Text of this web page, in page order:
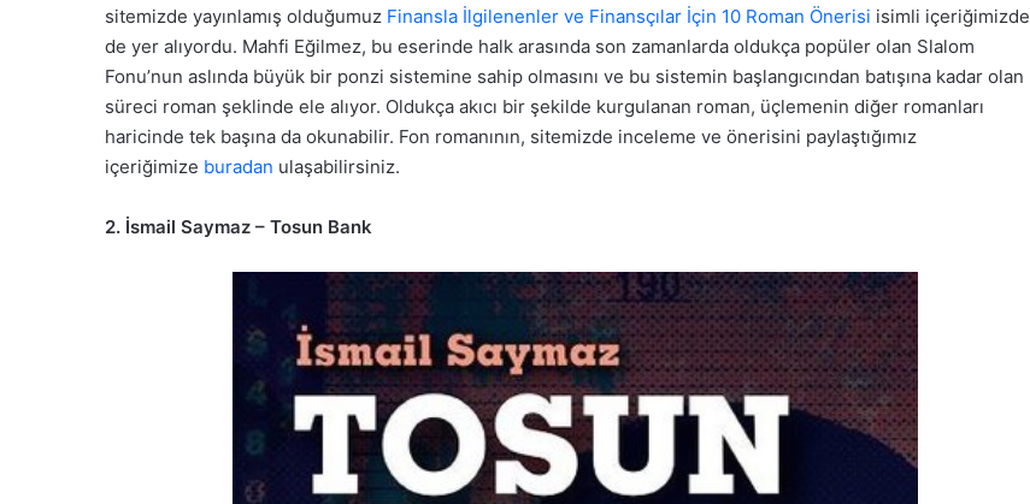
sitemizde yayınlamış olduğumuz Finansla İlgilenenler ve Finansçılar İçin 10 Roman Önerisi isimli içeriğimizde
de yer alıyordu. Mahfi Eğilmez, bu eserinde halk arasında son zamanlarda oldukça popüler olan Slalom
Fonu’nun aslında büyük bir ponzi sistemine sahip olmasını ve bu sistemin başlangıcından batışına kadar olan
süreci roman şeklinde ele alıyor. Oldukça akıcı bir şekilde kurgulanan roman, üçlemenin diğer romanları
haricinde tek başına da okunabilir. Fon romanının, sitemizde inceleme ve önerisini paylaştığımız
içeriğimize buradan ulaşabilirsiniz.
2. İsmail Saymaz – Tosun Bank